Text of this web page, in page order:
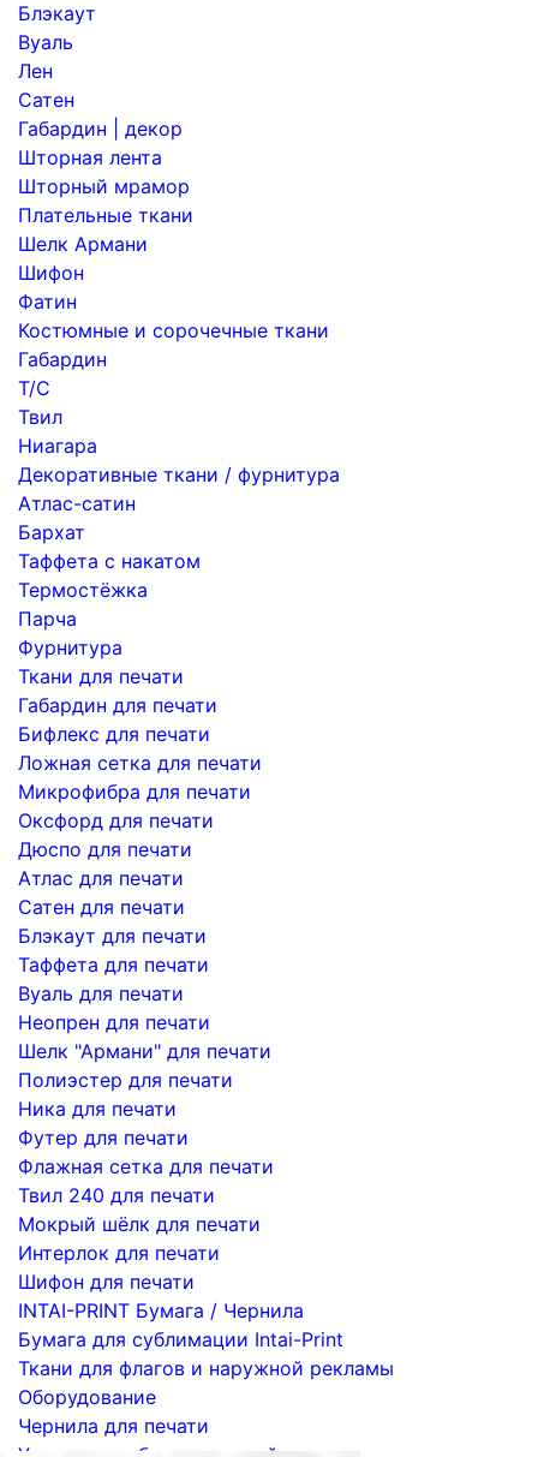
Блэкаут
Вуаль
Лен
Сатен
Габардин | декор
Шторная лента
Шторный мрамор
Плательные ткани
Шелк Армани
Шифон
Фатин
Костюмные и сорочечные ткани
Габардин
Т/С
Твил
Ниагара
Декоративные ткани / фурнитура
Атлас-сатин
Бархат
Таффета с накатом
Термостёжка
Парча
Фурнитура
Ткани для печати
Габардин для печати
Бифлекс для печати
Ложная сетка для печати
Микрофибра для печати
Оксфорд для печати
Дюспо для печати
Атлас для печати
Сатен для печати
Блэкаут для печати
Таффета для печати
Вуаль для печати
Неопрен для печати
Шелк "Армани" для печати
Полиэстер для печати
Ника для печати
Футер для печати
Флажная сетка для печати
Твил 240 для печати
Мокрый шёлк для печати
Интерлок для печати
Шифон для печати
INTAI-PRINT Бумага / Чернила
Бумага для сублимации Intai-Print
Ткани для флагов и наружной рекламы
Оборудование
Чернила для печати